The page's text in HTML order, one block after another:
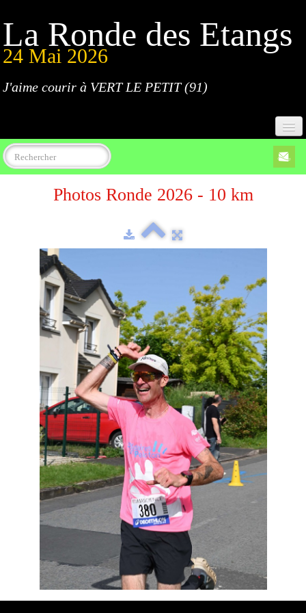
La Ronde des Etangs
24 Mai 2026
J'aime courir à VERT LE PETIT (91)
Accueil
Programme
Règlement
Parcours
Résultats
Devenez bénévoles
Photos ▼
Photos Ronde 2026 - 10 km